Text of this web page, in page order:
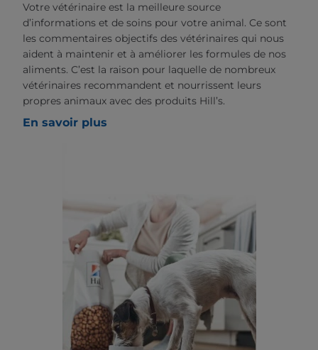
Votre vétérinaire est la meilleure source
d’informations et de soins pour votre animal. Ce sont
les commentaires objectifs des vétérinaires qui nous
aident à maintenir et à améliorer les formules de nos
aliments. C’est la raison pour laquelle de nombreux
vétérinaires recommandent et nourrissent leurs
propres animaux avec des produits Hill’s.
En savoir plus